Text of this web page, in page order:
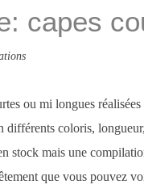
capes
ou mi longues
différents coloris,
stock mais une
que vous pouvez